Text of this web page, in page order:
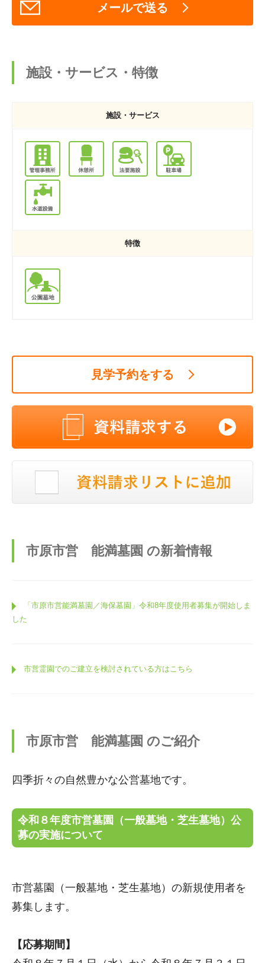
メールで送る
施設・サービス・特徴
施設・サービス
特徴
見学予約をする
市原市営 能満墓園 の新着情報
「市原市営能満墓園／海保墓園」令和8年度使用者募集が開始しま
した
市営霊園でのご建立を検討されている方はこちら
市原市営 能満墓園 のご紹介
四季折々の自然豊かな公営墓地です。
令和８年度市営墓園（一般墓地・芝生墓地）公
募の実施について
市営墓園（一般墓地・芝生墓地）の新規使用者を
募集します。
【応募期間】